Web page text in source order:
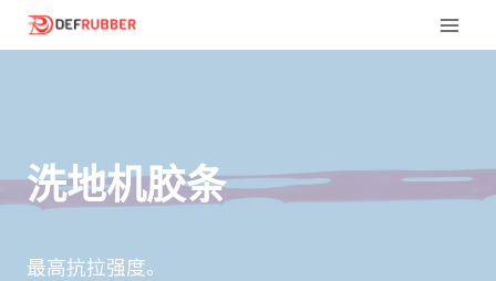
洗地机胶条
最高抗拉强度。